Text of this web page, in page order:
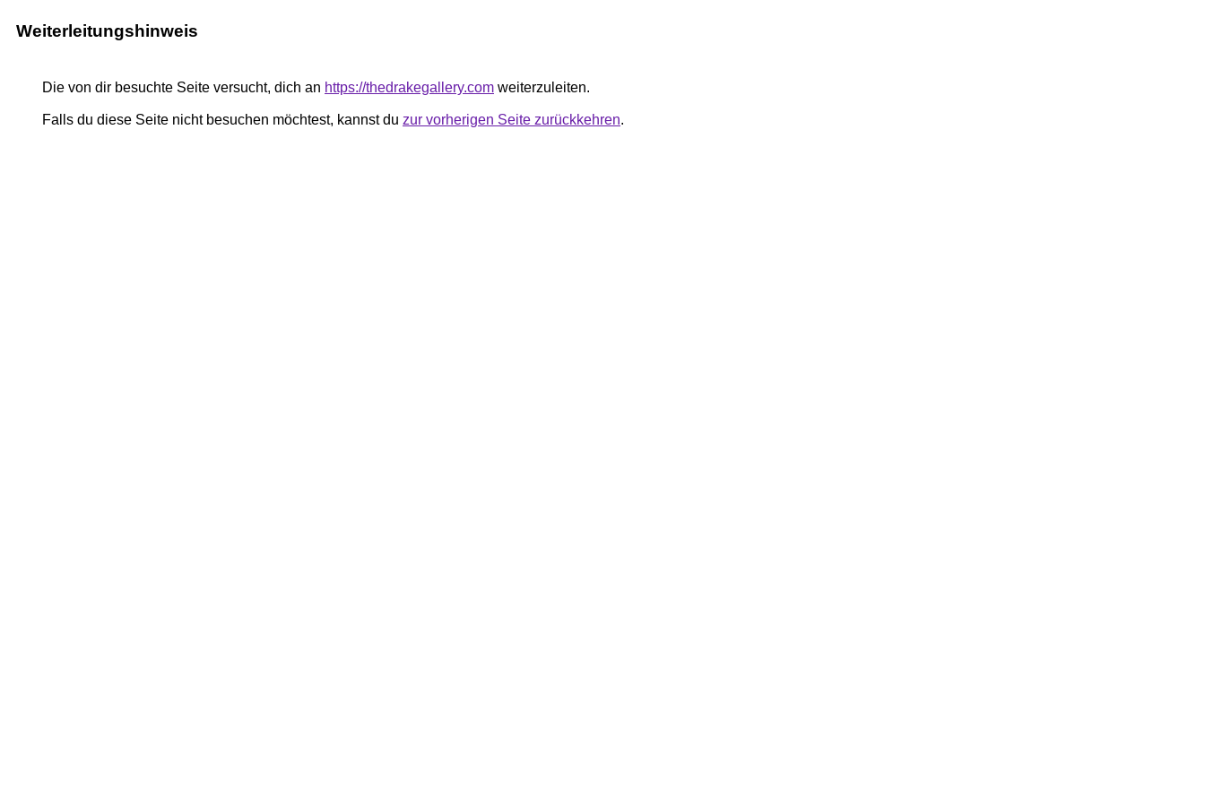
Weiterleitungshinweis
Die von dir besuchte Seite versucht, dich an https://thedrakegallery.com weiterzuleiten.
Falls du diese Seite nicht besuchen möchtest, kannst du zur vorherigen Seite zurückkehren.